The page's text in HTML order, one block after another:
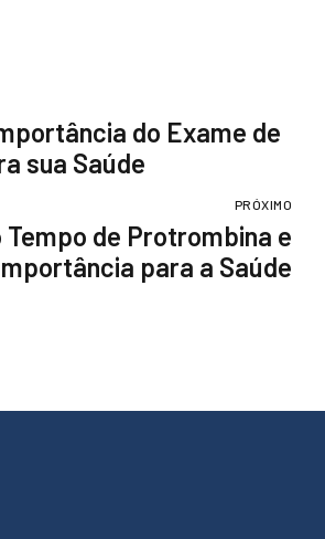
do Exame de
sua Saúde
PRÓXIMO
Tempo de Protrombina e
para a Saúde